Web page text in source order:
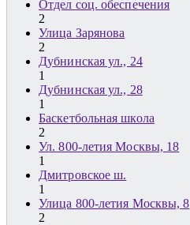
Отдел соц. обеспечения
2
Улица Зарянова
2
Дубнинская ул., 24
1
Дубнинская ул., 28
1
Баскетбольная школа
2
Ул. 800-летия Москвы, 18
1
Дмитровское ш.
1
Улица 800-летия Москвы, 8
2